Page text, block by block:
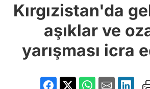
ozanlar
yarışması icra
edilecek
Kırgızistan'da
aşıklar ve
yarışması icra